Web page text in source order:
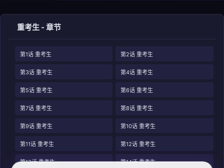
重考生 - 章节
第1话 重考生 第2话 重考生
第3话 重考生 第4话 重考生
第5话 重考生 第6话 重考生
第7话 重考生 第8话 重考生
第9话 重考生 第10话 重考生
第11话 重考生 第12话 重考生
第13话 重考生 第14话 重考生